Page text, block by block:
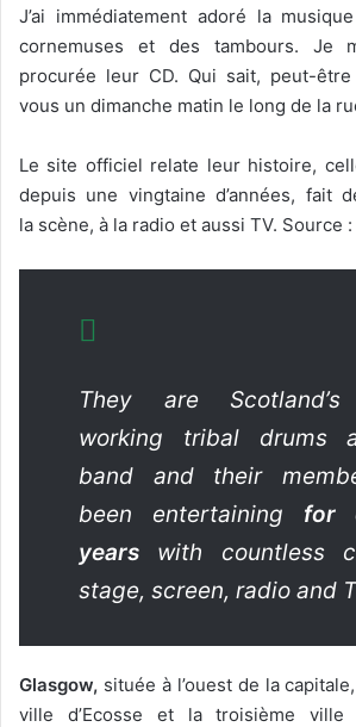
J’ai immédiatement adoré la
cornemuses et des tambours. Je
procurée leur CD. Qui sait, peut-
vous un dimanche matin le long de la
Le site officiel relate leur histoire,
depuis une vingtaine d’années, fait
la scène, à la radio et aussi TV. Source :
They are
working tribal drums
band and their
been entertaining for
years with countless
stage, screen, radio and
Glasgow, située à l’ouest de la
ville d’Ecosse et la troisième ville